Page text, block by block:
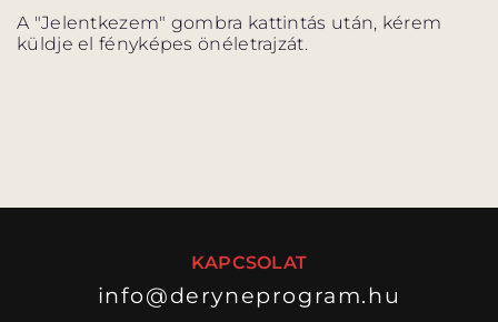
A "Jelentkezem" gombra kattintás után, kérem
küldje el fényképes önéletrajzát.
KAPCSOLAT
info@deryneprogram.hu